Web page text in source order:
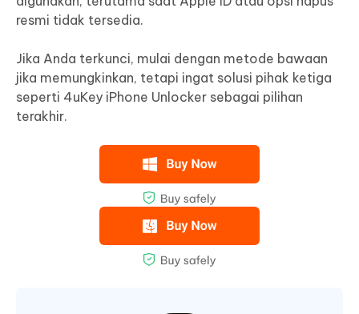
resmi tidak tersedia.
Jika Anda terkunci, mulai dengan metode bawaan
jika memungkinkan, tetapi ingat solusi pihak ketiga
seperti 4uKey iPhone Unlocker sebagai pilihan
terakhir.